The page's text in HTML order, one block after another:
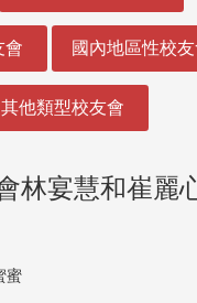
會 國內地區性校
其他類型校友會
林宴慧和崔麗
蜜